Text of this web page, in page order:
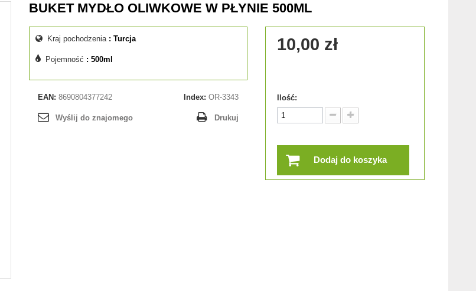
BUKET MYDŁO OLIWKOWE W PŁYNIE 500ML
Kraj pochodzenia: Turcja
Pojemność : 500ml
EAN: 8690804377242 Index: OR-3343
Wyślij do znajomego Drukuj
10,00 zł
Ilość:
Dodaj do koszyka